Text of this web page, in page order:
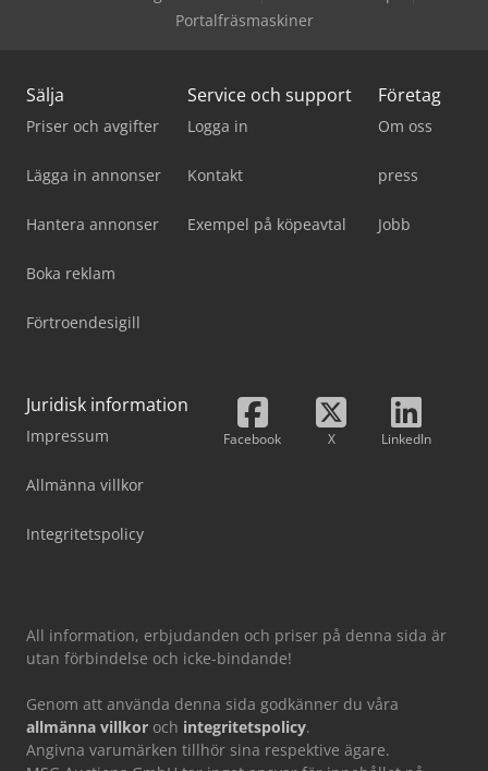
Portalfräsmaskiner
Sälja
Priser och avgifter
Lägga in annonser
Hantera annonser
Boka reklam
Förtroendesigill
Service och support
Logga in
Kontakt
Exempel på köpeavtal
Företag
Om oss
press
Jobb
Juridisk information
Impressum
Allmänna villkor
Integritetspolicy
Facebook X LinkedIn
All information, erbjudanden och priser på denna sida är
utan förbindelse och icke-bindande!
Genom att använda denna sida godkänner du våra
allmänna villkor och integritetspolicy.
Angivna varumärken tillhör sina respektive ägare.